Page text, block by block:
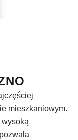
mieszkaniowym.